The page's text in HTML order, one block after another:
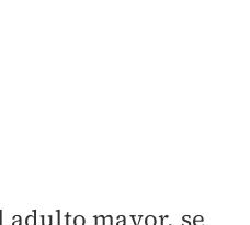
adulto mayor, se